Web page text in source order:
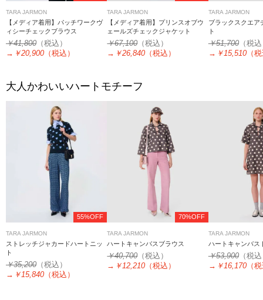
TARA JARMON
【メディア着用】パッチワークヴ
ィシーチェックブラウス
￥41,800 （税込）
→ ￥20,900 （税込）
TARA JARMON
【メディア着用】プリンスオブウ
ェールズチェックジャケット
￥67,100（税込）
→ ￥26,840 （税込）
TARA JARMON
ブラックスクエア
ト
￥51,700（税
→ ￥15,510（
大人かわいいハートモチーフ
55%OFF
TARA JARMON
ストレッチジャカードハートニッ
ト
￥35,200 （税込）
→ ￥15,840 （税込）
70%OFF
TARA JARMON
ハートキャンバスブラウス
￥40,700（税込）
→ ￥12,210 （税込）
TARA JARMON
ハートキャンバス
￥53,900（税
→ ￥16,170（